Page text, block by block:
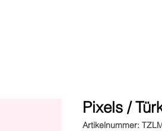
Pixels /
Artikelnummer: